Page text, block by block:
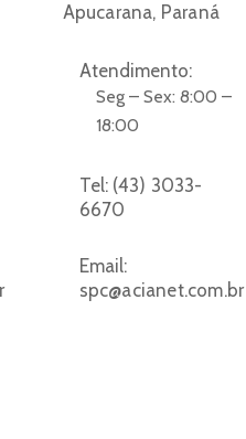
Apucarana, Paraná
Atendimento:
Seg – Sex: 8:00 –
18:00
Tel: (43) 3033-
6670
Email:
spc@acianet.com.br